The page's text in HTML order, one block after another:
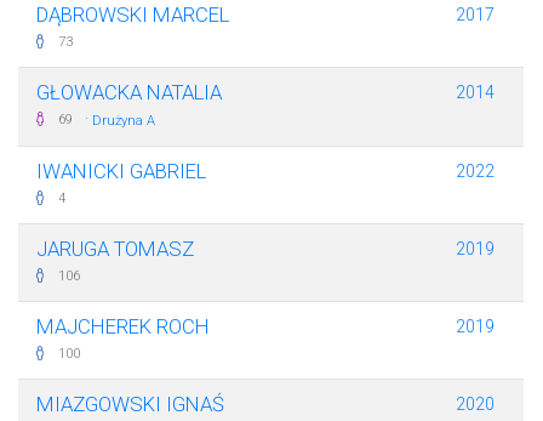
DĄBROWSKI MARCEL
73
2017
GŁOWACKA NATALIA
69 · Drużyna A
2014
IWANICKI GABRIEL
4
2022
JARUGA TOMASZ
106
2019
MAJCHEREK ROCH
100
2019
MIAZGOWSKI IGNAŚ 2020